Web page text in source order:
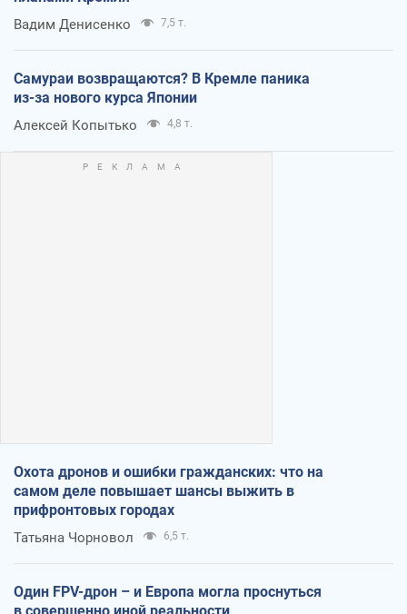
Вадим Денисенко 7,5 т.
Самураи возвращаются? В Кремле паника
из-за нового курса Японии
Алексей Копытько 4,8 т.
Охота дронов и ошибки гражданских: что на
самом деле повышает шансы выжить в
прифронтовых городах
Татьяна Чорновол 6,5 т.
Один FPV-дрон – и Европа могла проснуться
в совершенно иной реальности